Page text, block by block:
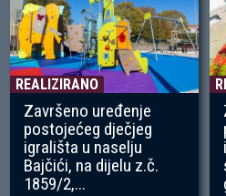
REALIZIRANO
Završeno uređenje
postojećeg dječjeg
igrališta u naselju
Bajčići, na dijelu z.č.
1859/2,...